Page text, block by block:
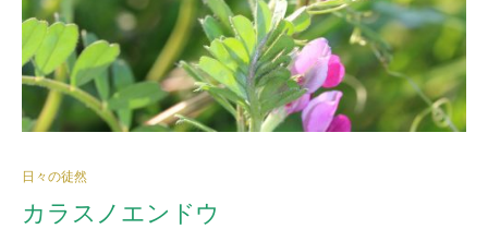
日々の徒然
カラスノエンドウ